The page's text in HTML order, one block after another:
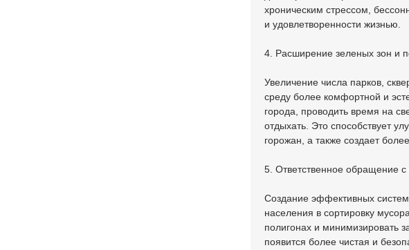
хроническим стрессом,
и удовлетворенности жизнью.
4. Расширение зеленых зон и
Увеличение числа парков,
среду более комфортной и
города, проводить время на
отдыхать. Это способствует
горожан, а также создает
5. Ответственное обращение
Создание эффективных
населения в сортировку
полигонах и минимизировать
появится более чистая и